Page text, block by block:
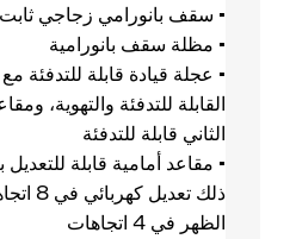
• سقف بانورامي زجاجي ثابت
• مظلة سقف بانورامية
• عجلة قيادة قابلة للتدفئة
القابلة للتدفئة والتهوية،
الثاني قابلة للتدفئة
ذلك
الظهر في 4 اتجاهات